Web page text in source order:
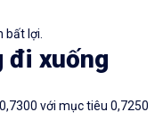
bất lợi.
đi xuống
với mục tiêu 0,7250